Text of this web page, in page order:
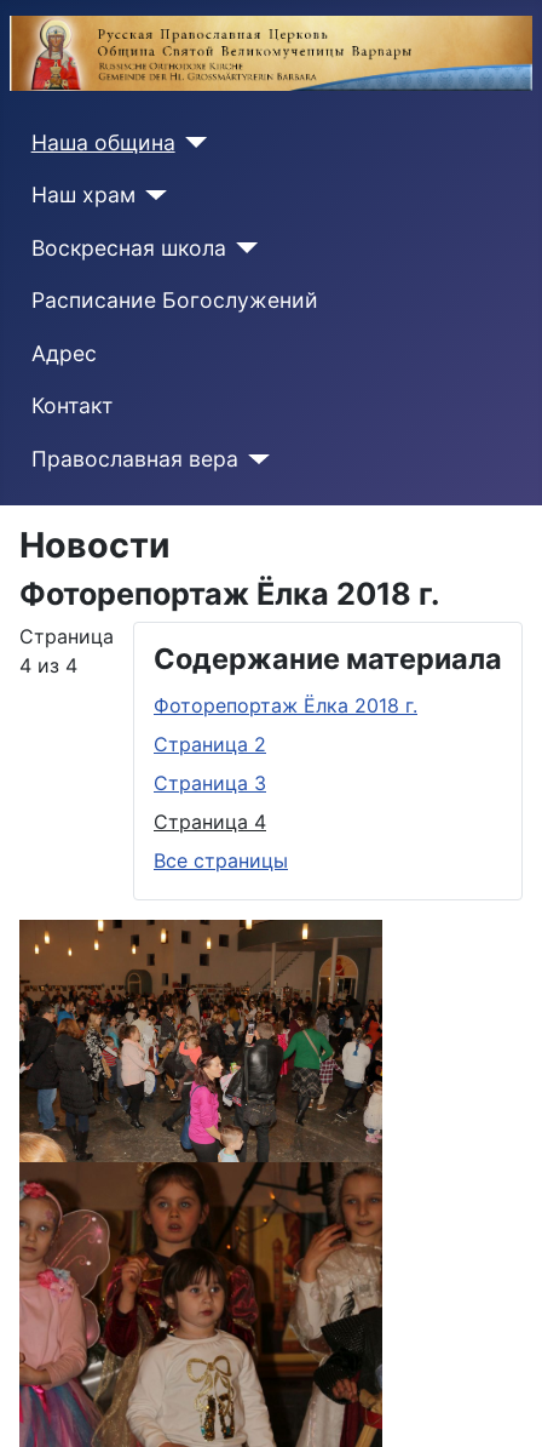
Наша община
Наш храм
Воскресная школа
Расписание Богослужений
Адрес
Контакт
Православная вера
Новости
Фоторепортаж Ёлка 2018 г.
Содержание материала
Фоторепортаж Ёлка 2018 г.
Страница 2
Страница 3
Страница 4
Все страницы
Страница
4 из 4